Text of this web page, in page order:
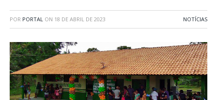
POR PORTAL ON 18 DE ABRIL DE 2023 NOTÍCIAS